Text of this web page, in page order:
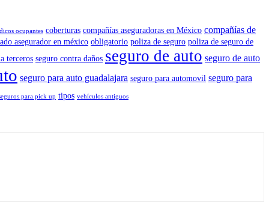
ocupantes coberturas compañías aseguradoras en México compañías de
asegurador en méxico obligatorio poliza de seguro poliza de seguro de
terceros seguro contra daños seguro de auto seguro de auto
seguro para auto guadalajara seguro para automovil seguro para
para pick up tipos vehículos antiguos